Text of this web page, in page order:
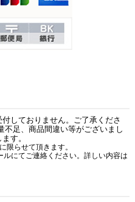
しておりません。ご了承くださ
不足、商品間違い等がございまし
す。
限らせて頂きます。
にてご連絡ください。詳しい内容は